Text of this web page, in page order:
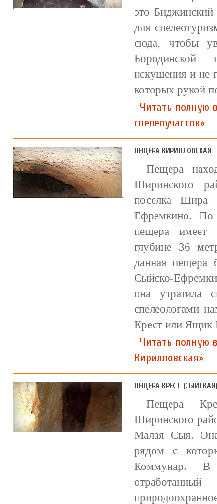
это Биджинский
для
сюда, чтобы
Бородинской
искушения и не
которых рукой
Читать полную
спелеоучасток»
ПЕЩЕРА КИРИЛЛОВСКАЯ
Пещера
Ширинского
поселка
Ефремкино. По
пещера имеет
глубине 36
данная пещера
Сыйско-
она утратила
спелеологами
Крест или Ящик
Читать полную
Кирилловская»
ПЕЩЕРА КРЕСТ (СЫЙСКАЯ)
Пещера
Ширинского
Малая Сыя. Она
рядом с
Коммунар. В